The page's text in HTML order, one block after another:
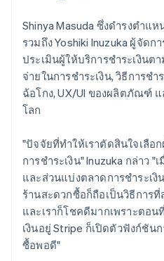
Shinya Masuda ซึ่งดำรงตำแ
รวมถึง Yoshiki Inuzuka ผู้จัด
ประเมินผู้ให้บริการชำระเงิน
จ่ายในการชำระเงิน, วิธีการช
ฉ้อโกง, UX/UI ของผลิตภัณฑ์
โลก
"ปัจจัยที่ทำให้เราตัดสินใจเลือ
การชำระเงิน" Inuzuka กล่าว "
และส่วนแบ่งตลาดการชำระเ
ร้านสะดวกซื้อก็ถือเป็นวิธีการ
และเราก็โชคดีมากเพราะตอน
เงินอยู่ Stripe ก็เปิดตัวฟังก์ชัน
ซื้อพอดี"